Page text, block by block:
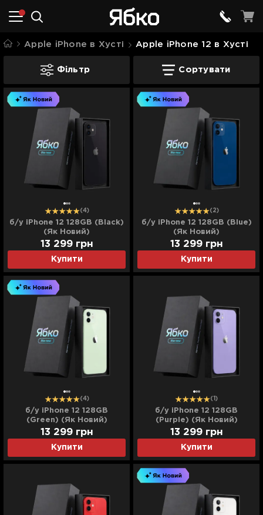
Apple iPhone в Хусті Apple iPhone 12 в Хусті
Apple iPhone 12 в Хусті
Фільтр Сортувати
(4)
б/у iPhone 12 128GB (Black)
(Як Новий)
Купити
13 299 грн
(2)
б/у iPhone 12 128GB (Blue)
(Як Новий)
Купити
13 299 грн
(4)
б/у iPhone 12 128GB
(Green) (Як Новий)
Купити
13 299 грн
(1)
б/у iPhone 12 128GB
(Purple) (Як Новий)
Купити
13 299 грн